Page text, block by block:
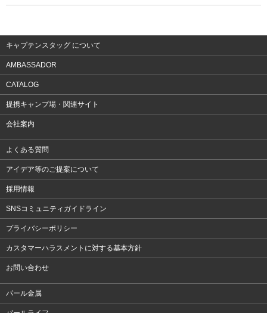
ウェア
キャプテンスタッグ について
AMBASSADOR
CATALOG
提携キャンプ場・関連サイト
会社案内
よくある質問
アイデア等のご提案について
採用情報
SNSコミュニティガイドライン
プライバシーポリシー
カスタマーハラスメントに対する基本方針
お問い合わせ
パール金属